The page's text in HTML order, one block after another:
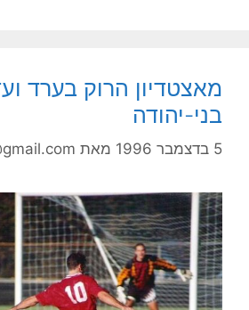
מאצטדיון הרוק בערד ועד
בני-יהודה
מאת